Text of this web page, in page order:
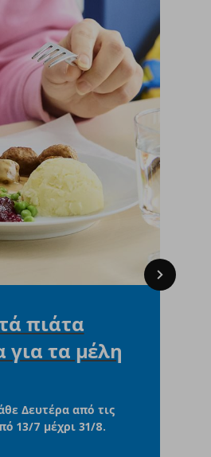
πιάτα
για τα μέλη
Δευτέρα από τις
13/7 μέχρι 31/8.
Next